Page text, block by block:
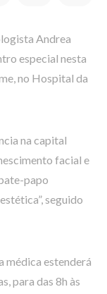
Andrea
especial nesta
no Hospital da
na capital
facial e
papo
seguido
médica estenderá
para das 8h às